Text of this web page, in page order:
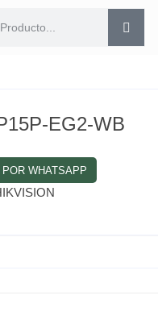
EG2-WB
WHATSAPP